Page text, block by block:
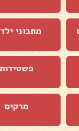
מתכוני
פשטידות
מרקים